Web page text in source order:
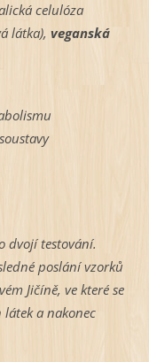
celulóza
látka), veganská
dvojí testování.
poslání vzorků
Jičíně, ve které se
a nakonec